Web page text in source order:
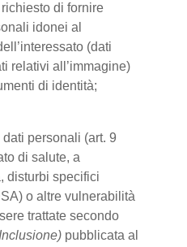
di fornire
idonei al
(dati
relativi all’immagine)
di identità;
personali (art. 9
di salute, a
disturbi specifici
o altre vulnerabilità
trattate secondo
pubblicata al